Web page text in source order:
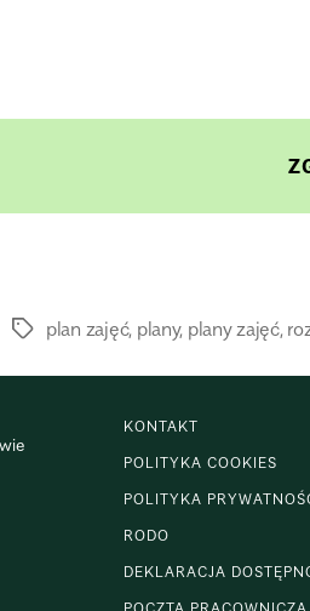
plan zajęć, plany, plany zajęć,
KONTAKT
POLITYKA COOKIES
POLITYKA
RODO
DEKLARACJA